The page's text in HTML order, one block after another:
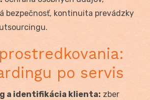
bezpečnosť, kontinuita prevádzky
po servis
a identifikácia klienta: zber